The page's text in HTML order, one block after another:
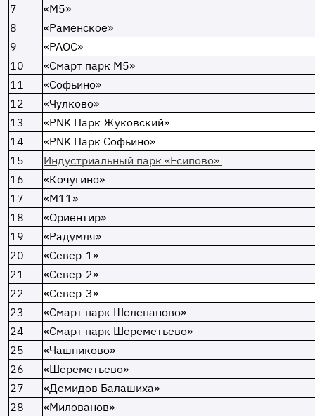
7
«М5»
8
«Раменское»
9
«РАОС»
10
«Смарт парк М5»
11
«Софьино»
12
«Чулково»
13
«PNK Парк Жуковский»
14
«PNK Парк Софьино»
15
Индустриальный парк «Есипово»
16
«Кочугино»
17
«М11»
18
«Ориентир»
19
«Радумля»
20
«Север-1»
21
«Север-2»
22
«Север-3»
23
«Смарт парк Шелепаново»
24
«Смарт парк Шереметьево»
25
«Чашниково»
26
«Шереметьево»
27
«Демидов Балашиха»
28
«Милованов»